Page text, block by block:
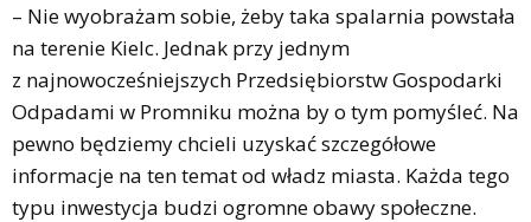
– Nie wyobrażam sobie, żeby taka spalarnia powstała
na terenie Kielc. Jednak przy jednym
z najnowocześniejszych Przedsiębiorstw Gospodarki
Odpadami w Promniku można by o tym pomyśleć. Na
pewno będziemy chcieli uzyskać szczegółowe
informacje na ten temat od władz miasta. Każda tego
typu inwestycja budzi ogromne obawy społeczne.